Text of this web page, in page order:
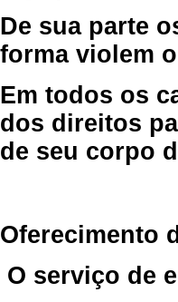
De sua parte
forma violem
Em todos os
dos direitos
de seu corpo
Oferecimento
O serviço de